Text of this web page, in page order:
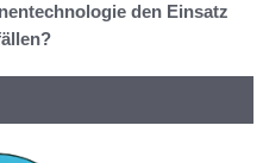
den Einsatz